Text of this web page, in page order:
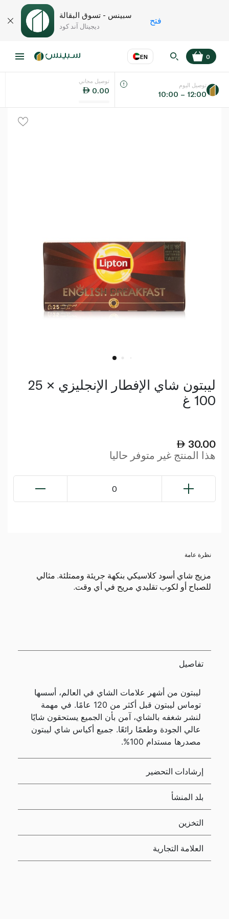
سبينس - تسوق البقالة
ديجيتال آند كود
فتح
EN
اللغة عر
0
توصيل مجاني
0.00
توصيل اليوم
10:00 – 12:00
ليبتون شاي الإفطار الإنجليزي × 25
100 غ
30.00
هذا المنتج غير متوفر حاليا
0
نظرة عامة
مزيج شاي أسود كلاسيكي بنكهة جريئة وممتلئة. مثالي
للصباح أو لكوب تقليدي مريح في أي وقت.
تفاصيل
ليبتون من أشهر علامات الشاي في العالم، أسسها
توماس ليبتون قبل أكثر من 120 عامًا. في مهمة
لنشر شغفه بالشاي، آمن بأن الجميع يستحقون شايًا
عالي الجودة وطعمًا رائعًا. جميع أكياس شاي ليبتون
مصدرها مستدام 100%.
إرشادات التحضير
بلد المنشأ
التخزين
العلامة التجارية